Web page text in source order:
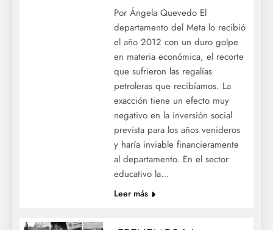
Por Ángela Quevedo El
departamento del Meta lo recibió
el año 2012 con un duro golpe
en materia económica, el recorte
que sufrieron las regalías
petroleras que recibíamos. La
exacción tiene un efecto muy
negativo en la inversión social
prevista para los años venideros
y haría inviable financieramente
al departamento. En el sector
educativo la…
Leer más